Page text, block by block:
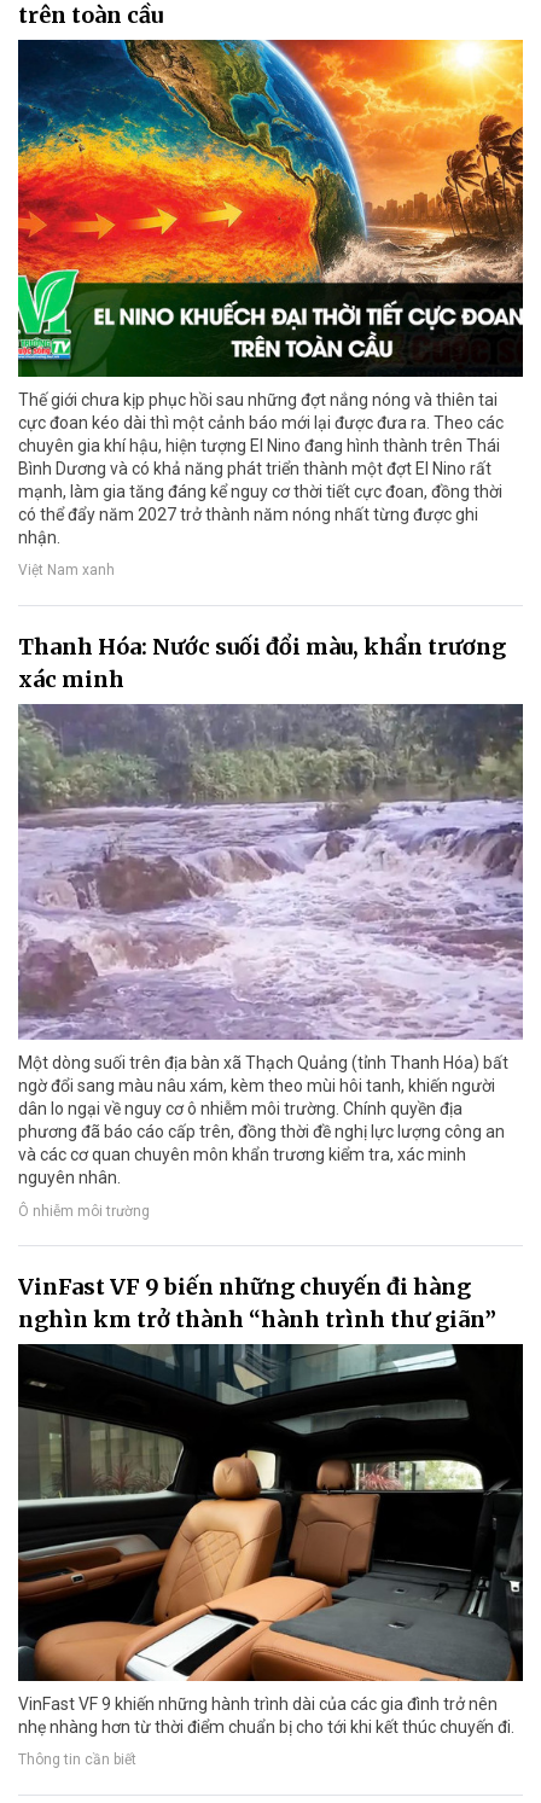
trên toàn cầu
Thế giới chưa kịp phục hồi sau những đợt nắng nóng và thiên tai
cực đoan kéo dài thì một cảnh báo mới lại được đưa ra. Theo các
chuyên gia khí hậu, hiện tượng El Nino đang hình thành trên Thái
Bình Dương và có khả năng phát triển thành một đợt El Nino rất
mạnh, làm gia tăng đáng kể nguy cơ thời tiết cực đoan, đồng thời
có thể đẩy năm 2027 trở thành năm nóng nhất từng được ghi
nhận.
Việt Nam xanh
Thanh Hóa: Nước suối đổi màu, khẩn trương
xác minh
Một dòng suối trên địa bàn xã Thạch Quảng (tỉnh Thanh Hóa) bất
ngờ đổi sang màu nâu xám, kèm theo mùi hôi tanh, khiến người
dân lo ngại về nguy cơ ô nhiễm môi trường. Chính quyền địa
phương đã báo cáo cấp trên, đồng thời đề nghị lực lượng công an
và các cơ quan chuyên môn khẩn trương kiểm tra, xác minh
nguyên nhân.
Ô nhiễm môi trường
VinFast VF 9 biến những chuyến đi hàng
nghìn km trở thành “hành trình thư giãn”
VinFast VF 9 khiến những hành trình dài của các gia đình trở nên
nhẹ nhàng hơn từ thời điểm chuẩn bị cho tới khi kết thúc chuyến đi.
Thông tin cần biết